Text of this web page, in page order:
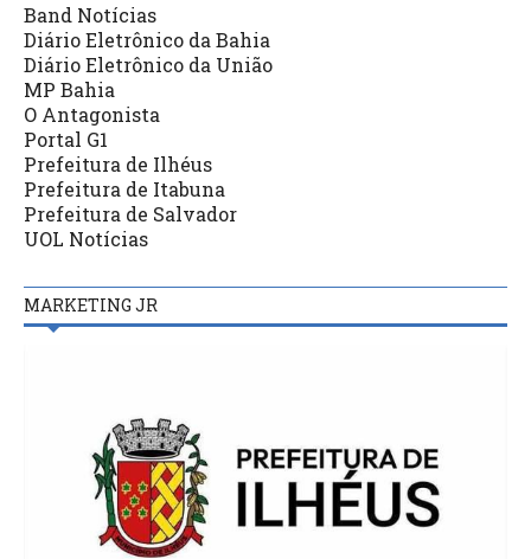
Band Notícias
Diário Eletrônico da Bahia
Diário Eletrônico da União
MP Bahia
O Antagonista
Portal G1
Prefeitura de Ilhéus
Prefeitura de Itabuna
Prefeitura de Salvador
UOL Notícias
MARKETING JR